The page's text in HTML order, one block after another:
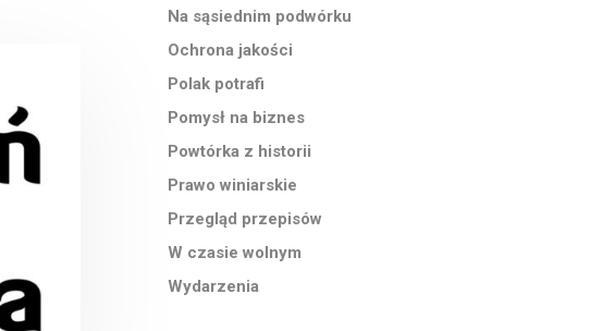
Na sąsiednim podwórku
Ochrona jakości
Polak potrafi
Pomysł na biznes
Powtórka z historii
Prawo winiarskie
Przegląd przepisów
W czasie wolnym
Wydarzenia